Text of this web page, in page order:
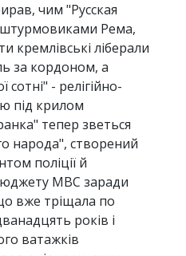
чим "Русская
Рема,
кремлівські ліберали
за кордоном, а
сотні" - релігійно-
під крилом
тепер зветься
народа", створений
поліції й
МВС заради
вже тріщала по
років і
ватажків